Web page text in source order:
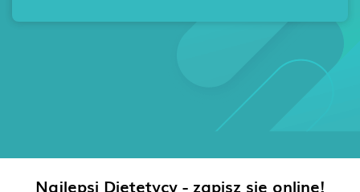
Najlepsi Dietetycy - zapisz się online!